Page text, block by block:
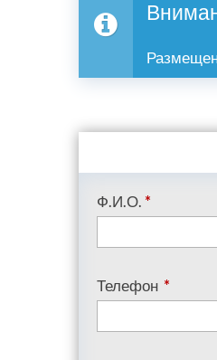
Ф.И.О. *
Телефон *